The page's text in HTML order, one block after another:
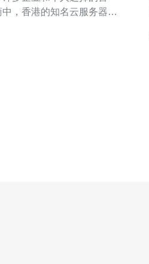
，香港的知名云服务器一
提供选择云服务器的参